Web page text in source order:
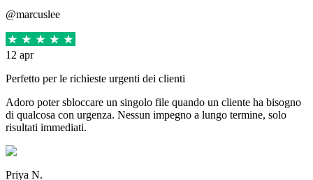
@marcuslee
12 apr
Perfetto per le richieste urgenti dei clienti
Adoro poter sbloccare un singolo file quando un cliente ha bisogno
di qualcosa con urgenza. Nessun impegno a lungo termine, solo
risultati immediati.
Priya N.